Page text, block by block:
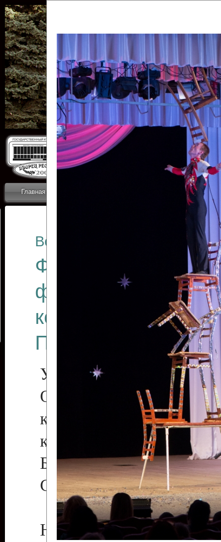
Главная Новости
ОТЧЕТЫ ГКЦ
Все отчеты
Финал
фестиваля
коллективов
Приднестровского
Участники фестиваля:
Образцовый
коллектив
культуры с.
Бендеры ,
Светлана Георгиевна
Народный цирковой